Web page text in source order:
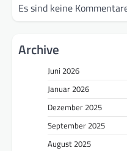
Es sind keine
Archive
Juni 2026
Januar 2026
Dezember 2025
September 2025
August 2025